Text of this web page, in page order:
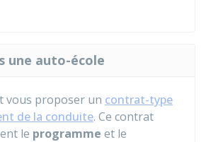
une auto-école
vous proposer un contrat-type
de la conduite. Ce contrat
le programme et le